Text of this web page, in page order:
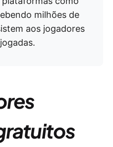
milhões de
aos jogadores